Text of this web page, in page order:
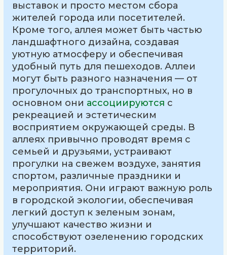
выставок и просто местом сбора
жителей города или посетителей.
Кроме того, аллея может быть частью
ландшафтного дизайна, создавая
уютную атмосферу и обеспечивая
удобный путь для пешеходов. Аллеи
могут быть разного назначения — от
прогулочных до транспортных, но в
основном они ассоциируются с
рекреацией и эстетическим
восприятием окружающей среды. В
аллеях привычно проводят время с
семьей и друзьями, устраивают
прогулки на свежем воздухе, занятия
спортом, различные праздники и
мероприятия. Они играют важную роль
в городской экологии, обеспечивая
легкий доступ к зеленым зонам,
улучшают качество жизни и
способствуют озеленению городских
территорий.